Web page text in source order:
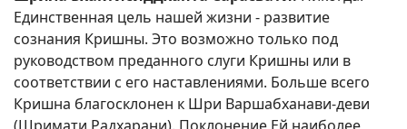
Единственная цель нашей жизни - развитие
сознания Кришны. Это возможно только под
руководством преданного слуги Кришны или в
соответствии с его наставлениями. Больше всего
Кришна благосклонен к Шри Варшабханави-деви